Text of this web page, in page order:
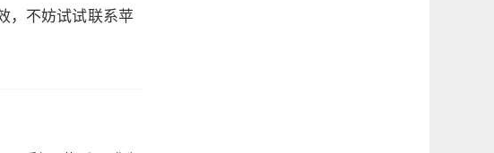
，不妨试试联系苹